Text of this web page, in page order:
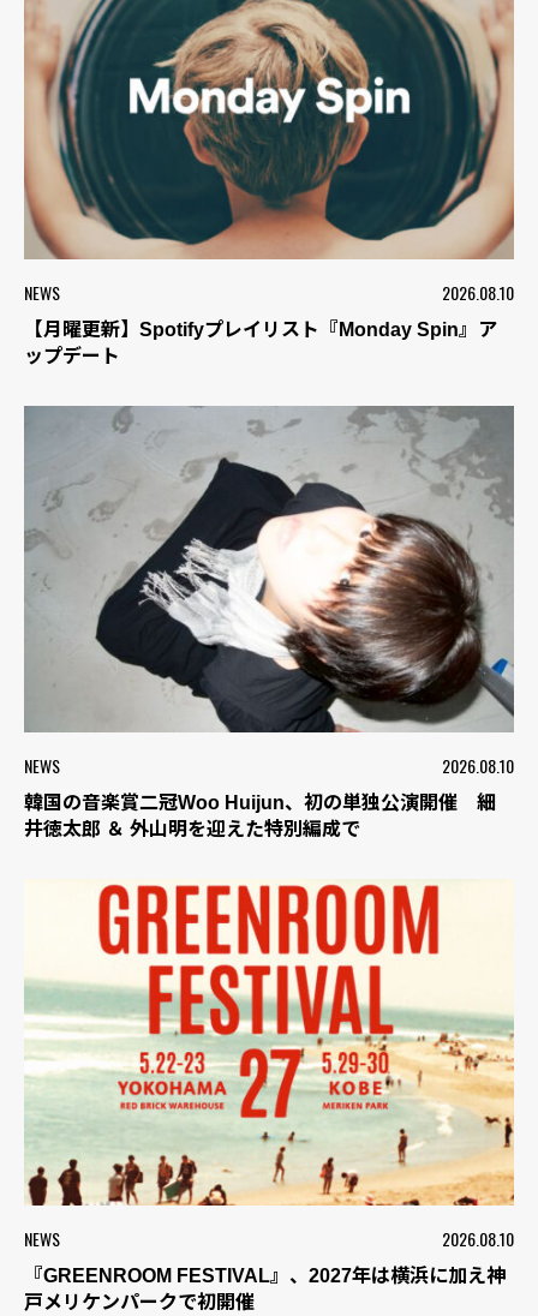
NEWS 2026.08.10
【月曜更新】Spotifyプレイリスト『Monday Spin』ア
ップデート
NEWS 2026.08.10
韓国の音楽賞二冠Woo Huijun、初の単独公演開催 細
井徳太郎 ＆ 外山明を迎えた特別編成で
NEWS 2026.08.10
『GREENROOM FESTIVAL』、2027年は横浜に加え神
戸メリケンパークで初開催